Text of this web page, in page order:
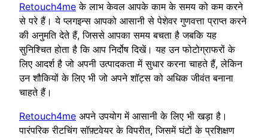
Retouch4me के लाभ केवल आपके काम के समय को कम करने
से परे हैं। ये प्लगइन्स आपको आसानी से पेशेवर गुणवत्ता प्राप्त करने
की अनुमति देते हैं, जिससे आपका समय बचता है जबकि यह
सुनिश्चित होता है कि आप निर्दोष दिखें। यह उन फोटोग्राफरों के
लिए आदर्श है जो अपनी उत्पादकता में सुधार करना चाहते हैं, लेकिन
उन शौकियों के लिए भी जो अपने शॉट्स को अधिक जीवंत बनाना
चाहते हैं।
Retouch4me अपने उपयोग में आसानी के लिए भी खड़ा है।
पारंपरिक रीटचिंग सॉफ़्टवेयर के विपरीत, जिसमें घंटों के प्रशिक्षण